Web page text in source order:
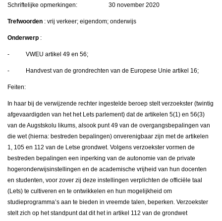
Schriftelijke opmerkingen: 30 november 2020
Trefwoorden : vrij verkeer; eigendom; onderwijs
Onderwerp :
- VWEU artikel 49 en 56;
- Handvest van de grondrechten van de Europese Unie artikel 16;
Feiten:
In haar bij de verwijzende rechter ingestelde beroep stelt verzoekster (twintig
afgevaardigden van het het Lets parlement) dat de artikelen 5(1) en 56(3)
van de Augstskolu likums, alsook punt 49 van de overgangsbepalingen van
die wet (hierna: bestreden bepalingen) onverenigbaar zijn met de artikelen
1, 105 en 112 van de Letse grondwet. Volgens verzoekster vormen de
bestreden bepalingen een inperking van de autonomie van de private
hogeronderwijsinstellingen en de academische vrijheid van hun docenten
en studenten, voor zover zij deze instellingen verplichten de officiële taal
(Lets) te cultiveren en te ontwikkelen en hun mogelijkheid om
studieprogramma’s aan te bieden in vreemde talen, beperken. Verzoekster
stelt zich op het standpunt dat dit het in artikel 112 van de grondwet